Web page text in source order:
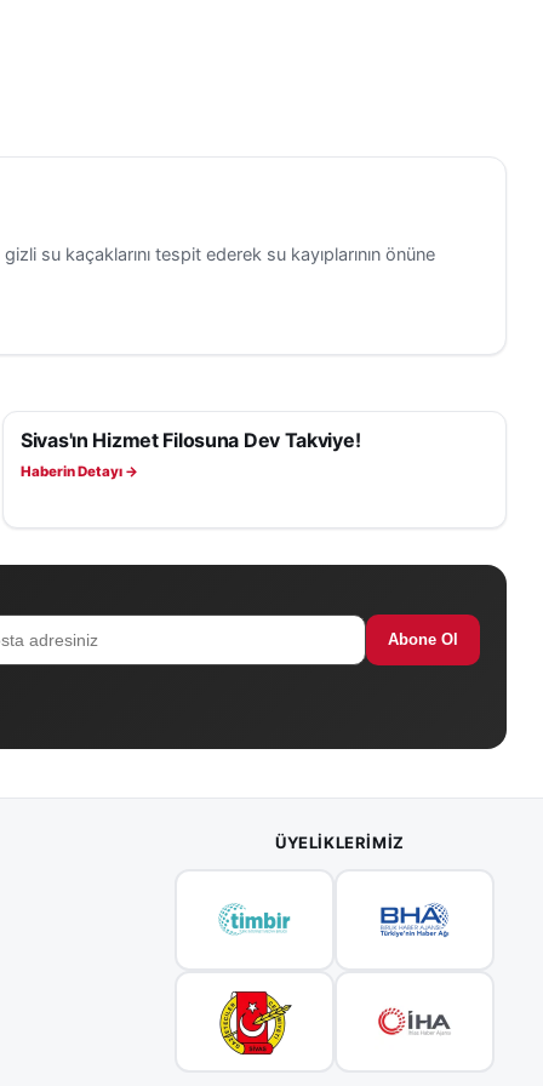
su kaçaklarını tespit ederek su kayıplarının önüne
SIVAS HABERLERI
Sivas'ın Hizmet Filosuna Dev Takviye!
Haberin Detayı →
Abone Ol
ÜYELIKLERIMIZ